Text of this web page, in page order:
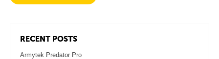
RECENT POSTS
Armytek Predator Pro